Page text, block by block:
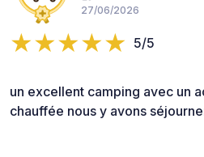
27/06/2026
5/5
un excellent camping avec un
chauffée nous y avons